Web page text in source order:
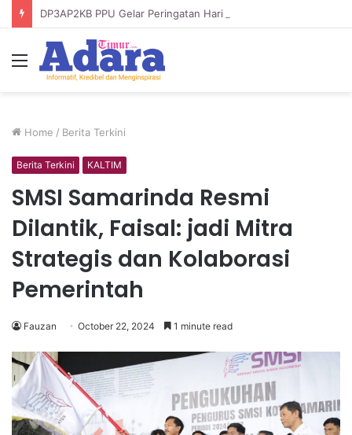
Menu
Home / Berita Terkini
Berita Terkini KALTIM
SMSI Samarinda Resmi
Dilantik, Faisal: jadi Mitra
Strategis dan Kolaborasi
Pemerintah
Fauzan October 22, 2024 1 minute read